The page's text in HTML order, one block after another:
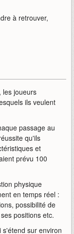
à retrouver,
les joueurs
ils veulent
passage au
qu'ils
et
prévu 100
physique
en temps réel :
possibilité de
positions etc.
sur environ